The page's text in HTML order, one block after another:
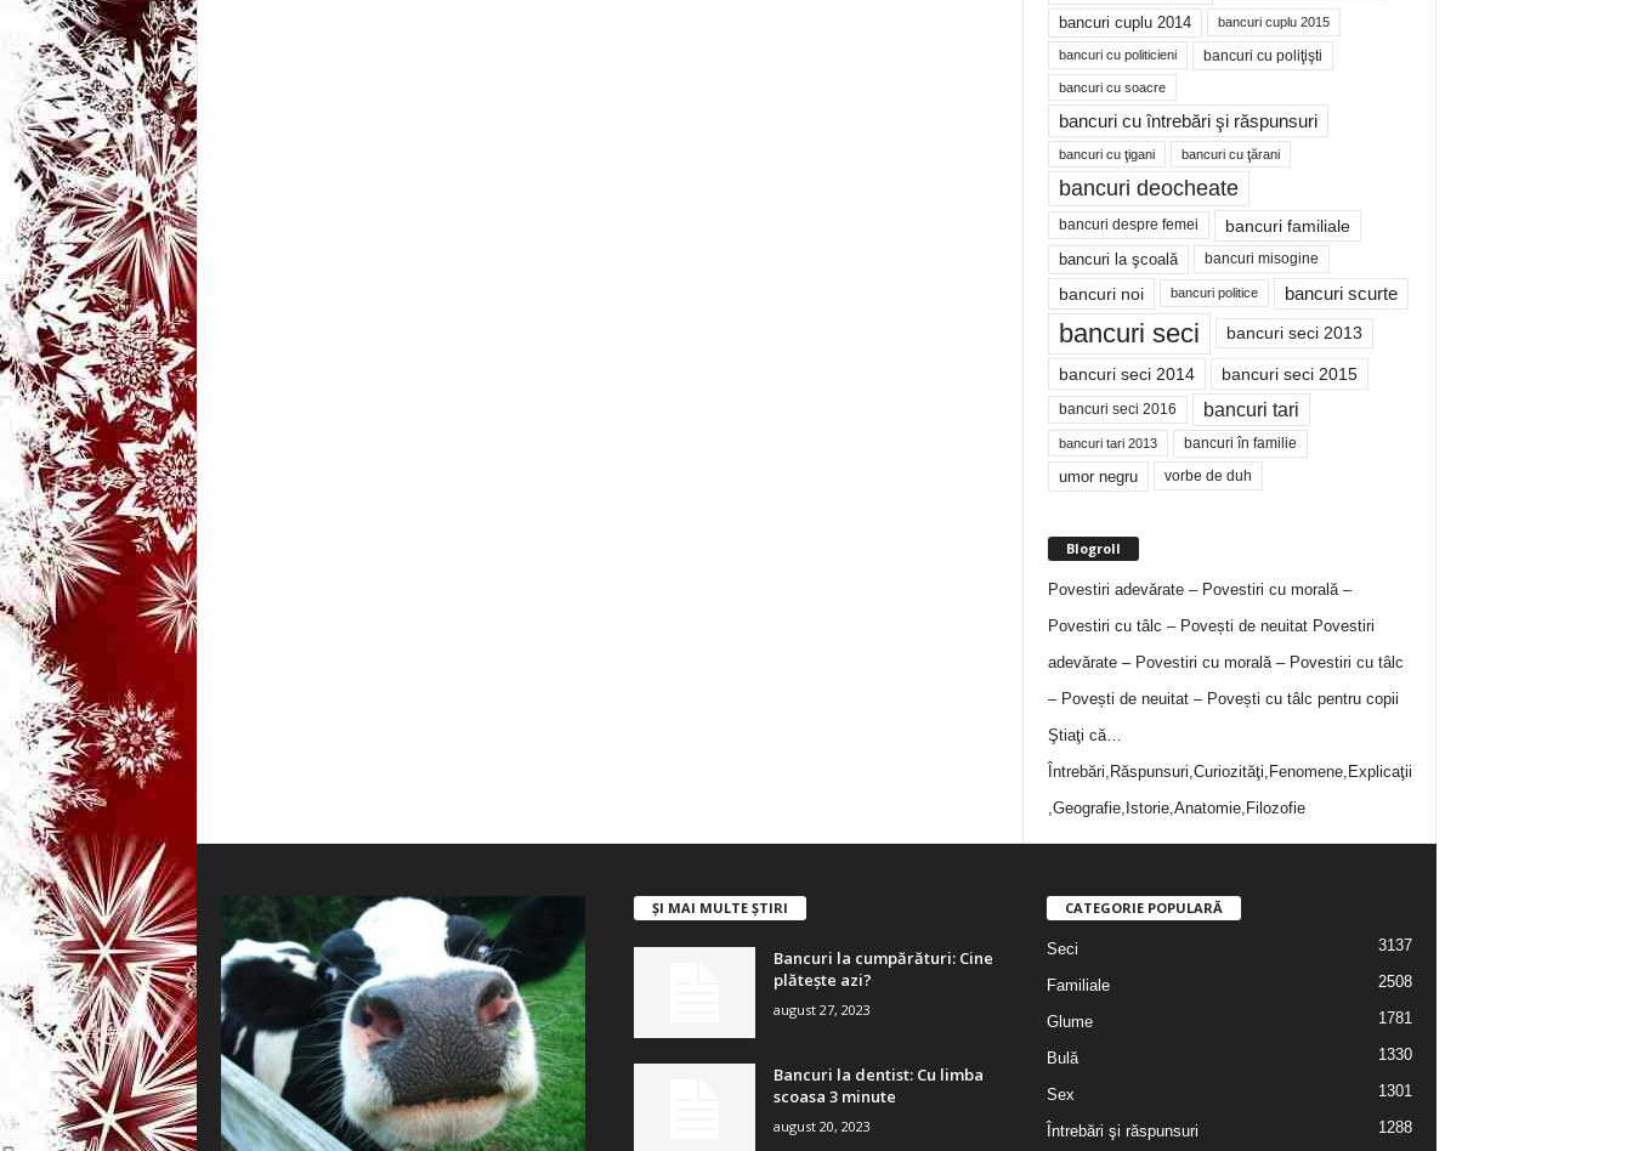
bancuri cuplu 2014 bancuri cuplu 2015
bancuri cu politicieni bancuri cu poliţişti
bancuri cu soacre
bancuri cu întrebări şi răspunsuri
bancuri cu ţigani bancuri cu ţărani
bancuri deocheate
bancuri despre femei bancuri familiale
bancuri la şcoală bancuri misogine
bancuri noi bancuri politice bancuri scurte
bancuri seci bancuri seci 2013
bancuri seci 2014 bancuri seci 2015
bancuri seci 2016 bancuri tari
bancuri tari 2013 bancuri în familie
umor negru vorbe de duh
Blogroll
Povestiri adevărate – Povestiri cu morală –
Povestiri cu tâlc – Povești de neuitatPovestiri
adevărate – Povestiri cu morală – Povestiri cu tâlc
– Povești de neuitat – Povești cu tâlc pentru copii
Ştiaţi că…
Întrebări,Răspunsuri,Curiozităţi,Fenomene,Explicaţii
,Geografie,Istorie,Anatomie,Filozofie
ȘI MAI MULTE ȘTIRI
Bancuri la cumpărături: Cine
plătește azi?
august 27, 2023
Bancuri la dentist: Cu limba
scoasa 3 minute
august 20, 2023
CATEGORIE POPULARĂ
Seci 3137
Familiale 2508
Glume 1781
Bulă 1330
Sex 1301
Întrebări şi răspunsuri 1288